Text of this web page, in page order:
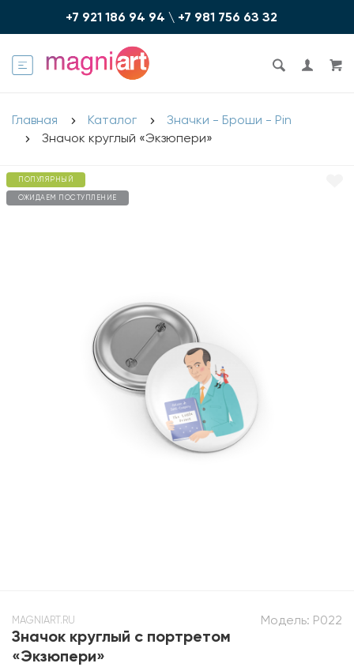
+7 921 186 94 94 \ +7 981 756 6З З2
Главная Каталог
Значки - Броши - Pin
Значок круглый «Экзюпери»
ПОПУЛЯРНЫЙ
ОЖИДАЕМ ПОСТУПЛЕНИЕ
Модель: P022
MAGNIART.RU
Значок круглый с портретом
«Экзюпери»